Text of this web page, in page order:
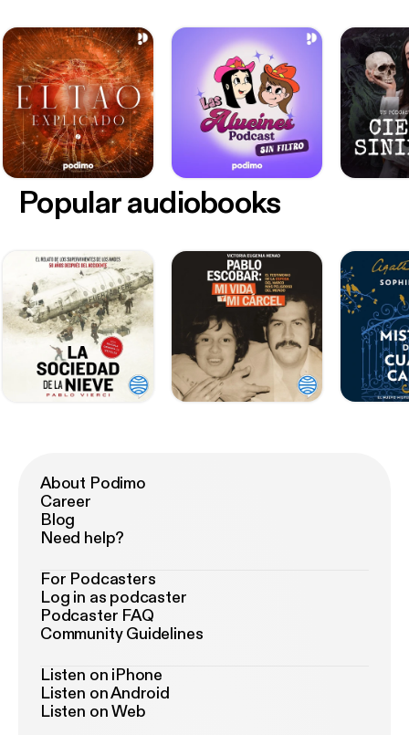
Popular audiobooks
About Podimo
Career
Blog
Need help?
For Podcasters
Log in as podcaster
Podcaster FAQ
Community Guidelines
Listen on iPhone
Listen on Android
Listen on Web